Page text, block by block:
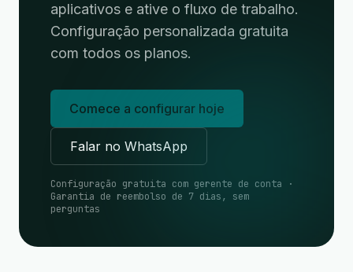
aplicativos e ative o fluxo de trabalho.
Configuração personalizada gratuita
com todos os planos.
Comece a configurar hoje
Falar no WhatsApp
Configuração gratuita com gerente de conta ·
Garantia de reembolso de 7 dias, sem
perguntas